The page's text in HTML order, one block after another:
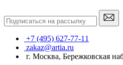
+7 (495) 627-77-11
zakaz@artia.ru
г. Москва, Бережковская